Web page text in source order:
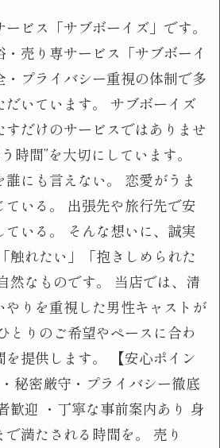
ビス「サブボーイズ」です。
売り専サービス「サブボーイ
・プライバシー重視の体制で多
だいています。 サブボーイズ
すだけのサービスではありませ
時間”を大切にしています。
にも言えない。 恋愛がうま
ている。 出張先や旅行先で安
いる。 そんな想いに、誠実
触れたい」「抱きしめられた
然なものです。 当店では、清
やりを重視した男性キャストが
とりのご希望やペースに合わ
提供します。 【安心ポイン
秘密厳守・プライバシー徹底
歓迎 ・丁寧な事前案内あり 身
満たされる時間を。 売り